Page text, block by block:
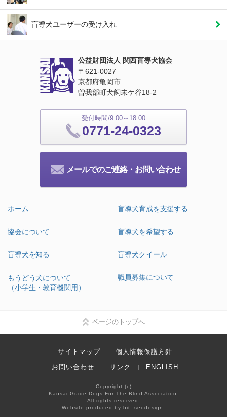
盲導犬ユーザーの受け入れ
公益財団法人 関西盲導犬協会
〒621‐0027
京都府亀岡市
曽我部町犬飼未ケ谷18‐2
受付時間/9:00～18:00
0771-24-0323
メールでのご連絡・お問い合わせ
ページのトップへ
ホーム
協会について
盲導犬を知る
もうどう犬について
（小学生・教育機関用）
盲導犬育成を支援する
盲導犬を希望する
盲導犬クイール
職員募集について
サイトマップ
個人情報保護方針
お問い合わせ
リンク ENGLISH
Copyright (c)
Kansai Guide Dogs For The Blind Association.
All rights reserved.
Website produced by bit, seodesign.